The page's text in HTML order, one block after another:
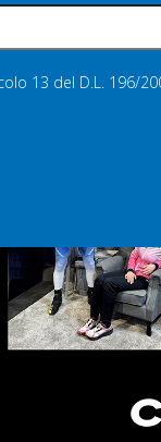
13 del D.L. 196/